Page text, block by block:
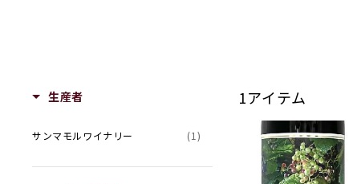
生産者
サンマモルワイナリー (1)
1アイテム